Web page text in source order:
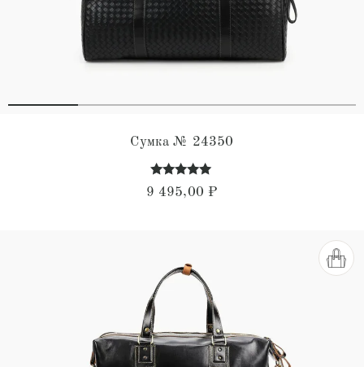
Сумка № 24350
Оценка
5.00
9 495,00 ₽